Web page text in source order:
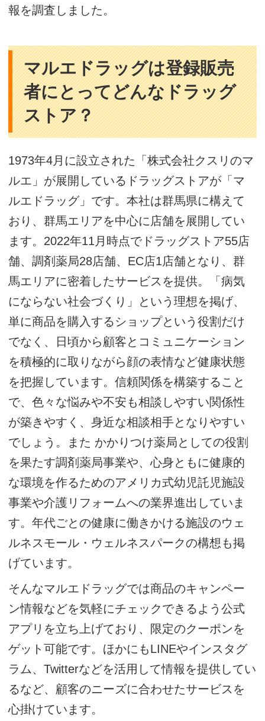
報を調査しました。
マルエドラッグは登録販売
者にとってどんなドラッグ
ストア？
1973年4月に設立された「株式会社クスリのマ
ルエ」が展開しているドラッグストアが「マ
ルエドラッグ」です。本社は群馬県に構えて
おり、群馬エリアを中心に店舗を展開してい
ます。2022年11月時点でドラッグストア55店
舗、調剤薬局28店舗、EC店1店舗となり、群
馬エリアに密着したサービスを提供。「病気
にならない社会づくり」という理想を掲げ、
単に商品を購入するショップという役割だけ
でなく、日頃から顧客とコミュニケーション
を積極的に取りながら顔の表情など健康状態
を把握しています。信頼関係を構築すること
で、色々な悩みや不安も相談しやすい関係性
が築きやすく、身近な相談相手となりやすい
でしょう。また かかりつけ薬局としての役割
を果たす調剤薬局事業や、心身ともに健康的
な環境を作るためのアメリカ式幼児託児施設
事業や介護リフォームへの業界進出していま
す。年代ごとの健康に働きかける施設のウェ
ルネスモール・ウェルネスパークの構想も掲
げています。
そんなマルエドラッグでは商品のキャンペー
ン情報などを気軽にチェックできるよう公式
アプリを立ち上げており、限定のクーポンを
ゲット可能です。ほかにもLINEやインスタグ
ラム、Twitterなどを活用して情報を提供してい
るなど、顧客のニーズに合わせたサービスを
心掛けています。